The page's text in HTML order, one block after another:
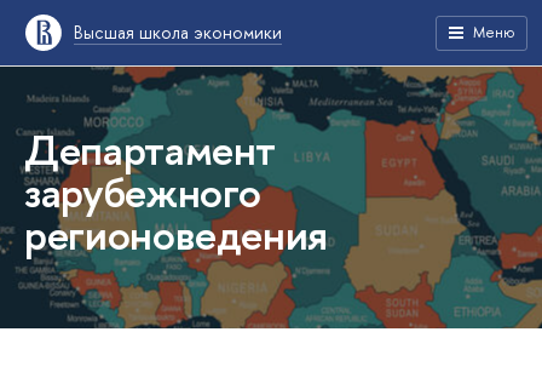
Высшая школа экономики Меню
Департамент
зарубежного
регионоведения